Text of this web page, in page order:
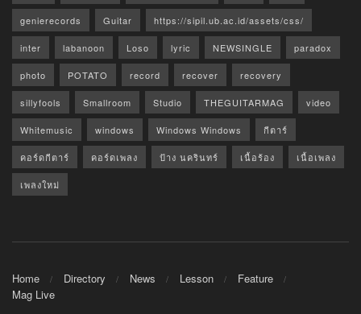
genierecords Guitar https://sipil.ub.ac.id/assets/css/
inter labanoon Loso lyric NEWSINGLE paradox
photo POTATO record recover recovery
sillyfools Smallroom Studio THEGUITARMAG video
Whitemusic windows Windows Windows กีตาร์
คอร์ดกีตาร์ คอร์ดเพลง ป้าง นครินทร์ เนื้อร้อง เนื้อเพลง
เพลงใหม่
Home Directory News Lesson
Feature
Mag Live